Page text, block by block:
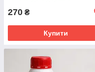
270 ₴
Купити